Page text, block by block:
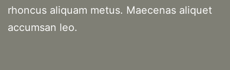
rhoncus aliquam metus. Maecenas aliquet
accumsan leo.